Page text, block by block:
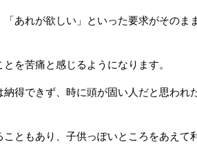
あれが欲しい」といった要求がその
を苦痛と感じるようになります。
得できず、時に頭が固い人だと思われ
ともあり、子供っぽいところをあえ